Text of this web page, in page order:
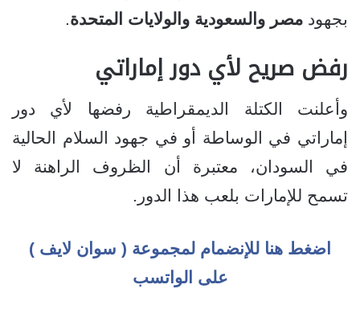
بجهود مصر والسعودية والولايات المتحدة.
رفض صريح لأي دور إماراتي
وأعلنت الكتلة الديمقراطية رفضها لأي دور
إماراتي في الوساطة أو في جهود السلام الحالية
في السودان، معتبرة أن الظروف الراهنة لا
تسمح للإمارات بلعب هذا الدور.
اضغط هنا للإنضمام لمجموعة ( سوان لايف )
على الواتسب